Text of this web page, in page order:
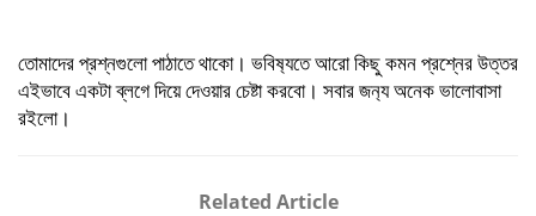
তোমাদেরপ্রশ্নগুলোপাঠাতেথাকো। ভবিষ‍্যতেআরোকিছুকমনপ্রশ্নেরউত্তর
এইভাবেএকটাব্লগেদিয়েদেওয়ারচেষ্টাকরবো। সবারজন‍্যঅনেকভালোবাসা
রইলো।
Related Article